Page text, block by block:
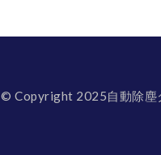
© Copyright 2025自動除塵